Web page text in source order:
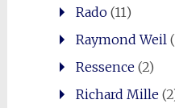
Rado(11)
Raymond Weil
Ressence(2)
Richard Mille